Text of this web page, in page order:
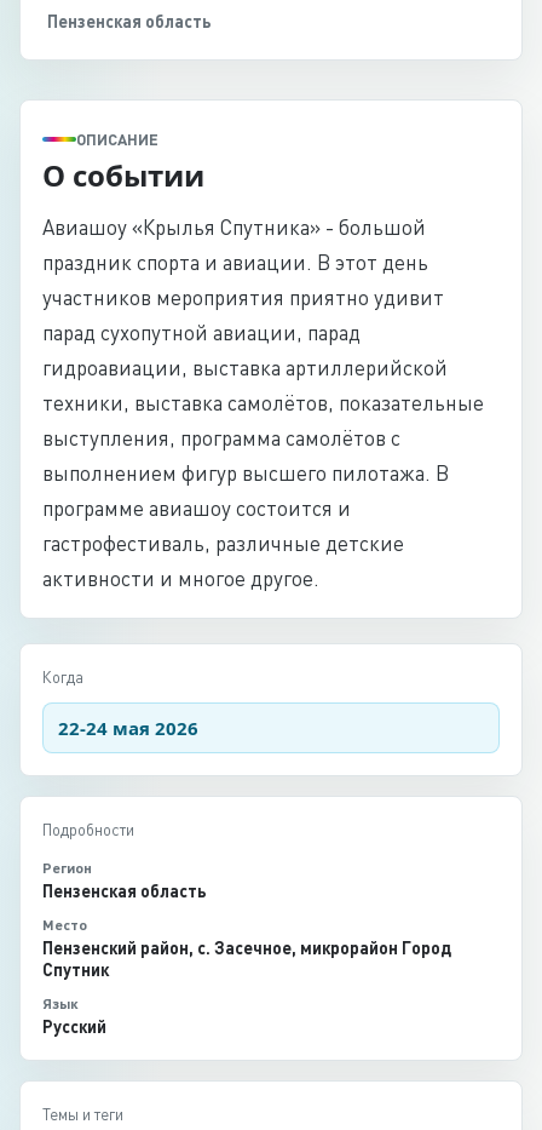
Пензенская область
ОПИСАНИЕ
О событии
Авиашоу «Крылья Спутника» - большой
праздник спорта и авиации. В этот день
участников мероприятия приятно удивит
парад сухопутной авиации, парад
гидроавиации, выставка артиллерийской
техники, выставка самолётов, показательные
выступления, программа самолётов с
выполнением фигур высшего пилотажа. В
программе авиашоу состоится и
гастрофестиваль, различные детские
активности и многое другое.
Когда
22-24 мая 2026
Подробности
Регион
Пензенская область
Место
Пензенский район, с. Засечное, микрорайон Город
Спутник
Язык
Русский
Темы и теги